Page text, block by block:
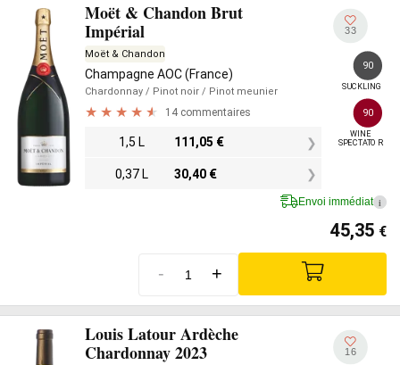
Moët & Chandon Brut
Impérial
Moët & Chandon
Champagne AOC (France)
Chardonnay / Pinot noir / Pinot meunier
14 commentaires
1,5 L 111,05 €
0,37 L 30,40 €
33
90
SUCKLING
90
WINE
SPECTATOR
Envoi immédiat i
45,35 €
- +
Louis Latour Ardèche
Chardonnay 2023
16